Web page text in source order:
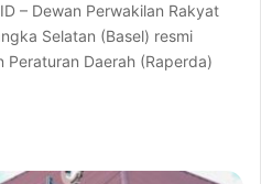
– Dewan Perwakilan Rakyat
Selatan (Basel) resmi
Peraturan Daerah (Raperda)